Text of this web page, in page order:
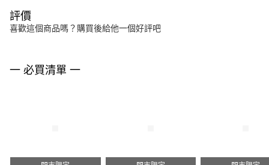
評價
喜歡這個商品嗎？購買後給他一個好評吧
一 必買清單 一